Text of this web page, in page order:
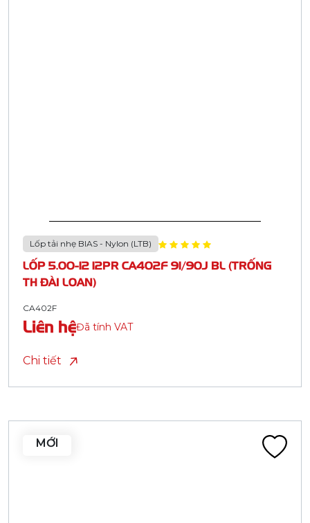
Lốp tải nhẹ BIAS - Nylon (LTB)
LỐP 5.00-12 12PR CA402F 91/90J BL (TRỐNG
TH ĐÀI LOAN)
CA402F
Liên hệĐã tính VAT
Chi tiết
MỚI